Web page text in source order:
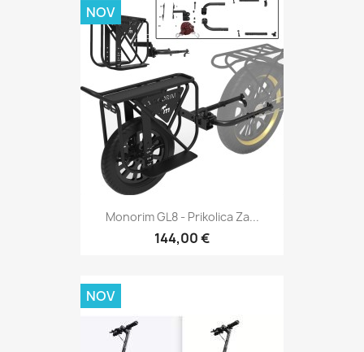
Monorim GL8 - Prikolica Za...
144,00 €
NOV
NOV